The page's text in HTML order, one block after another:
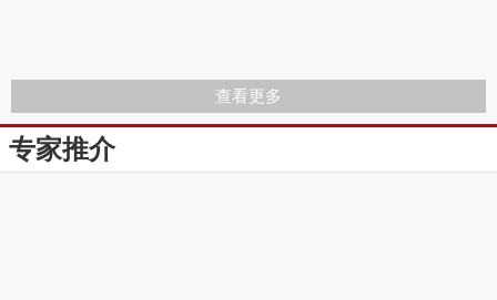
查看更多
专家推介